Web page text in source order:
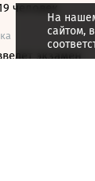
человек
экзамен
На
сайтом,